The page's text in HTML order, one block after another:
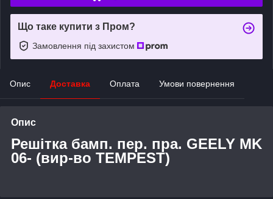
Що таке купити з Пром?
Замовлення під захистом
Опис Доставка Оплата Умови повернення
Опис
Решітка бамп. пер. пра. GEELY MK
06- (вир-во TEMPEST)